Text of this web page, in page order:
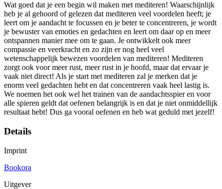
Wat goed dat je een begin wil maken met mediteren! Waarschijnlijk
heb je al gehoord of gelezen dat mediteren veel voordelen heeft; je
leert om je aandacht te focussen en je beter te concentreren, je wordt
je bewuster van emoties en gedachten en leert om daar op en meer
ontspannen manier mee om te gaan. Je ontwikkelt ook meer
compassie en veerkracht en zo zijn er nog heel veel
wetenschappelijk bewezen voordelen van mediteren! Mediteren
zorgt ook voor meer rust, meer rust in je hoofd, maar dat ervaar je
vaak niet direct! Als je start met mediteren zal je merken dat je
enorm veel gedachten hebt en dat concentreren vaak heel lastig is.
We noemen het ook wel het trainen van de aandachtsspier en voor
alle spieren geldt dat oefenen belangrijk is en dat je niet onmiddellijk
resultaat hebt! Dus ga vooral oefenen en heb wat geduld met jezelf!
Details
Imprint
Bookora
Uitgever